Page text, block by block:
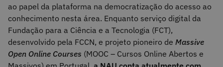
ao papel da plataforma na democratização do acesso ao
conhecimento nesta área. Enquanto serviço digital da
Fundação para a Ciência e a Tecnologia (FCT),
desenvolvido pela FCCN, e projeto pioneiro de Massive
Open Online Courses (MOOC – Cursos Online Abertos e